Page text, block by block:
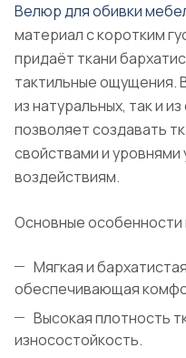
Велюр для обивки
материал с коротким
придаёт ткани
тактильные ощущения.
из натуральных, так и
позволяет создавать
свойствами и
воздействиям.
Основные
Мягкая и
обеспечивающая
Высокая плотность
износостойкость.